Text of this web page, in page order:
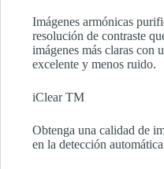
Imágenes armónicas
resolución de contraste
imágenes más claras con
excelente y menos ruido.
iClear TM
Obtenga una calidad de
en la detección